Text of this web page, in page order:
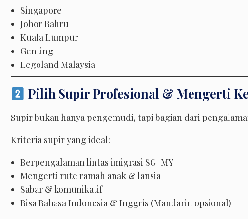
Singapore
Johor Bahru
Kuala Lumpur
Genting
Legoland Malaysia
Pilih Supir Profesional & Mengerti
Supir bukan hanya pengemudi, tapi bagian dari
Kriteria supir yang ideal:
Berpengalaman lintas imigrasi SG–MY
Mengerti rute ramah anak & lansia
Sabar & komunikatif
Bisa Bahasa Indonesia & Inggris (Mandarin opsional)